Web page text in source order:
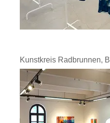
Kunstkreis Radbrunnen,